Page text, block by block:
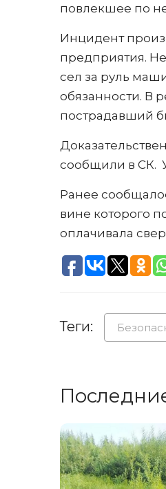
повлекшее по
Инцидент
предприятия.
сел за руль
обязанности. В
пострадавший
сообщили в СК.
Ранее
вине которого
оплачивала
Теги: